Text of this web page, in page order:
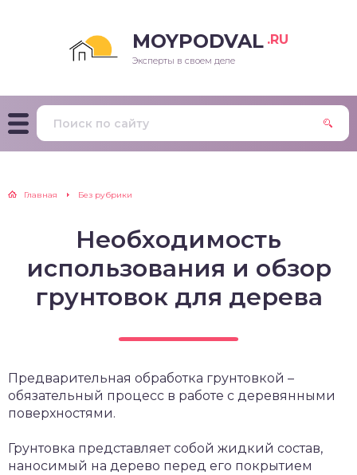
MOYPODVAL .RU
Эксперты в своем деле
Главная Без рубрики
Необходимость
использования и обзор
грунтовок для дерева
Предварительная обработка грунтовкой –
обязательный процесс в работе с деревянными
поверхностями.
Грунтовка представляет собой жидкий состав,
наносимый на дерево перед его покрытием